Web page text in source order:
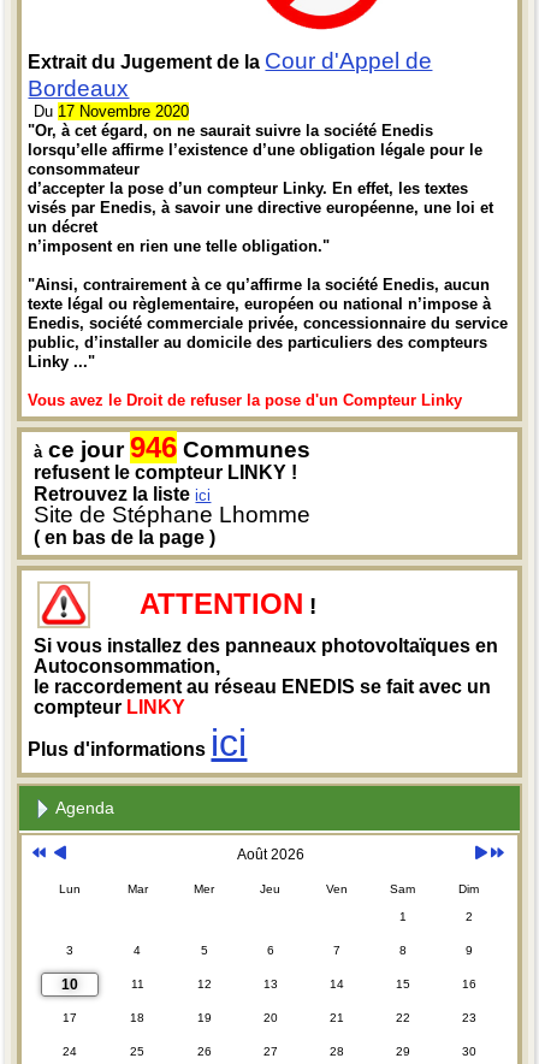
Extrait du Jugement de la Cour d'Appel de
Bordeaux
Du 17 Novembre 2020
"Or, à cet égard, on ne saurait suivre la société Enedis
lorsqu’elle affirme l’existence d’une obligation légale pour le
consommateur
d’accepter la pose d’un compteur Linky. En effet, les textes
visés par Enedis, à savoir une directive européenne, une loi et
un décret
n’imposent en rien une telle obligation."
"Ainsi, contrairement à ce qu’affirme la société Enedis, aucun
texte légal ou règlementaire, européen ou national n’impose à
Enedis, société commerciale privée, concessionnaire du service
public, d’installer au domicile des particuliers des compteurs
Linky ..."
Vous avez le Droit de refuser la pose d'un Compteur Linky
à ce jour946 Communes
refusent le compteur LINKY !
Retrouvez la listeici
Site de Stéphane Lhomme
( en bas de la page )
ATTENTION !
Si vous installez des panneaux photovoltaïques en
Autoconsommation,
le raccordement au réseau ENEDIS se fait avec un
compteur LINKY
Plus d'informations ici
Agenda
Août 2026
Lun Mar Mer Jeu Ven Sam Dim
1 2
3 4 5 6 7 8 9
10 11 12 13 14 15 16
17 18 19 20 21 22 23
24 25 26 27 28 29 30